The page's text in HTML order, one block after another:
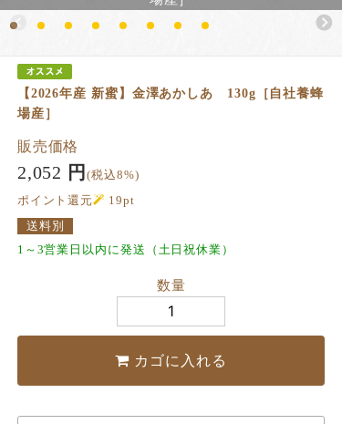
【2026年産 新蜜】金澤あかしあ 130g［自社養蜂
場産］
販売価格
2,052 円(税込8%)
ポイント還元
19pt
送料別
1～3営業日以内に発送（土日祝休業）
数量
カゴに入れる